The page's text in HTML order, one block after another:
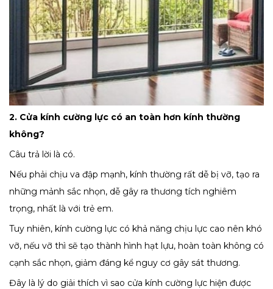
2. Cửa kính cường lực có an toàn hơn kính thường
không?
Câu trả lời là có.
Nếu phải chịu va đập mạnh, kính thường rất dễ bị vỡ, tạo ra
những mảnh sắc nhọn, dễ gây ra thương tích nghiêm
trọng, nhất là với trẻ em.
Tuy nhiên, kính cường lực có khả năng chịu lực cao nên khó
vỡ, nếu vỡ thì sẽ tạo thành hình hạt lựu, hoàn toàn không có
cạnh sắc nhọn, giảm đáng kể nguy cơ gây sát thương.
Đây là lý do giải thích vì sao cửa kính cường lực hiện được